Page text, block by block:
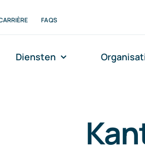
FAQS
Diensten